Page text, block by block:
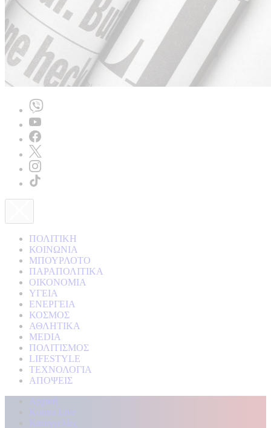
ΠΟΛΙΤΙΚΗ
ΚΟΙΝΩΝΙΑ
ΜΠΟΥΡΛΟΤΟ
ΠΑΡΑΠΟΛΙΤΙΚΑ
ΟΙΚΟΝΟΜΙΑ
ΥΓΕΙΑ
ΕΝΕΡΓΕΙΑ
ΚΟΣΜΟΣ
ΑΘΛΗΤΙΚΑ
MEDIA
ΠΟΛΙΤΙΣΜΟΣ
LIFESTYLE
ΤΕΧΝΟΛΟΓΙΑ
ΑΠΟΨΕΙΣ
Αρχική
Kontra Live
Καταγγελίες